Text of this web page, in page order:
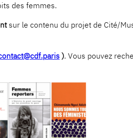
des femmes.
sur le contenu du projet de Cité/
). Vous pouvez